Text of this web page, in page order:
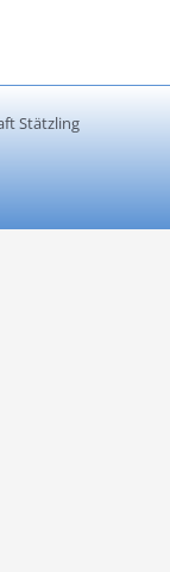
Stätzling